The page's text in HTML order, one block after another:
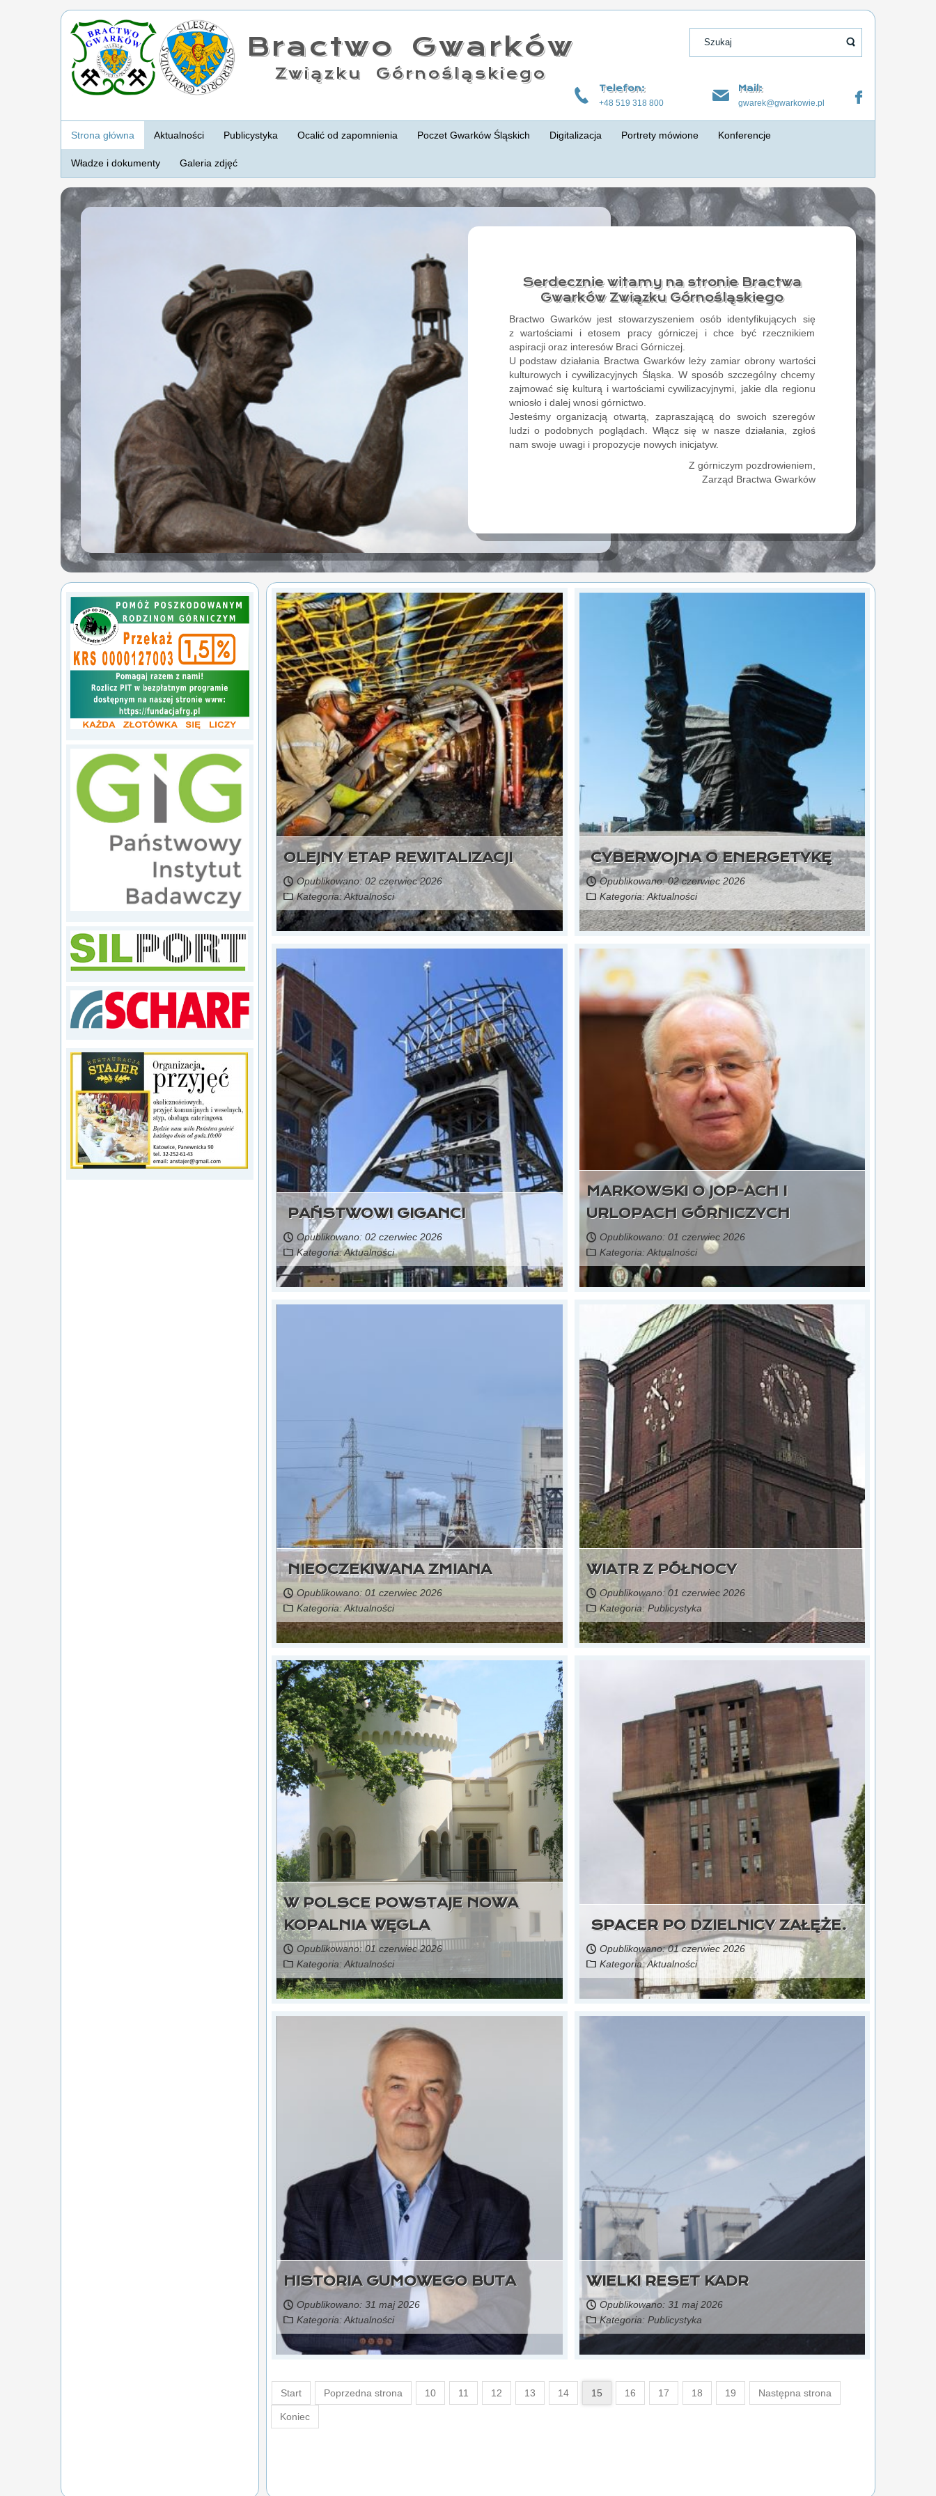
Bractwo Gwarków
Związku Górnośląskiego
Telefon:
+48 519 318 800
Mail:
gwarek@gwarkowie.pl
Strona główna Aktualności Publicystyka Ocalić od zapomnienia Poczet Gwarków Śląskich Digitalizacja Portrety mówione Konferencje
Władze i dokumenty Galeria zdjęć
Serdecznie witamy na stronie Bractwa
Gwarków Związku Górnośląskiego
Bractwo Gwarków jest stowarzyszeniem osób identyfikujących się
z wartościami i etosem pracy górniczej i chce być rzecznikiem
aspiracji oraz interesów Braci Górniczej.
U podstaw działania Bractwa Gwarków leży zamiar obrony wartości
kulturowych i cywilizacyjnych Śląska. W sposób szczególny chcemy
zajmować się kulturą i wartościami cywilizacyjnymi, jakie dla regionu
wniosło i dalej wnosi górnictwo.
Jesteśmy organizacją otwartą, zapraszającą do swoich szeregów
ludzi o podobnych poglądach. Włącz się w nasze działania, zgłoś
nam swoje uwagi i propozycje nowych inicjatyw.
Z górniczym pozdrowieniem,
Zarząd Bractwa Gwarków
OLEJNY ETAP REWITALIZACJI
Opublikowano: 02 czerwiec 2026
Kategoria:Aktualności
źródło: portal gospodarka i ludzie
Kszybu „Franciszek” w Rudzie Śląskiej
Czytaj więcej...
CYBERWOJNA O ENERGETYKĘ
Opublikowano: 02 czerwiec 2026
Kategoria:Aktualności
źródło: portal gospodarka i ludzie
, górnictwo i przemysł
Czytaj więcej...
PAŃSTWOWI GIGANCI
Opublikowano: 02 czerwiec 2026
Kategoria:Aktualności
źródło: Polska Agencja Prasowa
połączą siły? Coraz bliżej tego związku
MARKOWSKI O JOP-ACH I
URLOPACH GÓRNICZYCH
Opublikowano: 01 czerwiec 2026
Kategoria: Aktualności
źródło: portal gospodarka i ludzie
Spółki obniżą dzięki nim koszty, ale pozbędą się
wielu cennych fachowców
Czytaj więcej...
NIEOCZEKIWANA ZMIANA
Opublikowano: 01 czerwiec 2026
Kategoria:Aktualności
WIATR Z PÓŁNOCY
Opublikowano: 01 czerwiec 2026
Kategoria:Publicystyka
Czytaj więcej...
W POLSCE POWSTAJE NOWA
KOPALNIA WĘGLA
Opublikowano: 01 czerwiec 2026
Kategoria: Aktualności
SPACER PO DZIELNICY ZAŁĘŻE.
Opublikowano: 01 czerwiec 2026
Kategoria:Aktualności
źródło: portal gospodarka i ludzie
Działała tu kopalnia Kleofas i huta Baildon
Czytaj więcej...
HISTORIA GUMOWEGO BUTA
Opublikowano: 31 maj 2026
Kategoria:Aktualności
WIELKI RESET KADR
Opublikowano: 31 maj 2026
Kategoria: Publicystyka
Gdzie trafiają ludzie z zamykanych kopalń i hut?
Czytaj więcej...
Start Poprzedna strona 10 11 12 13 14 15 16 17 18 19 Następna strona
Koniec